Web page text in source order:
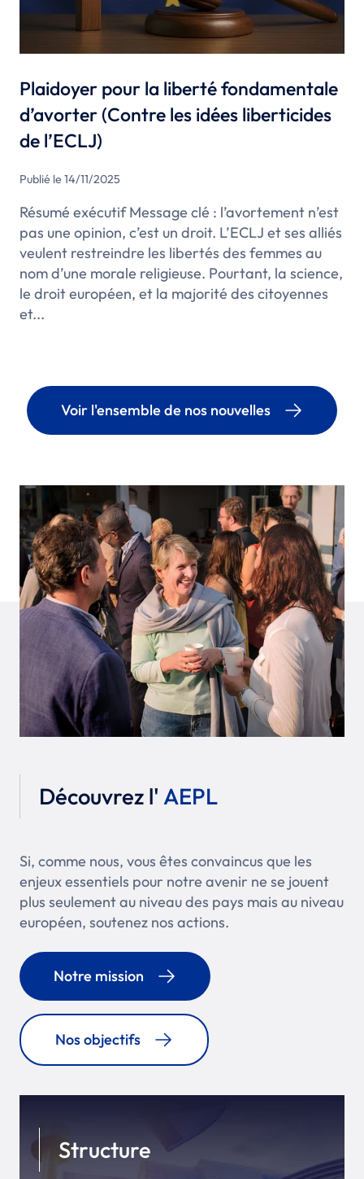
Plaidoyer pour la liberté fondamentale
d’avorter (Contre les idées liberticides
de l’ECLJ)
Publié le 14/11/2025
Résumé exécutif Message clé : l’avortement n’est
pas une opinion, c’est un droit. L’ECLJ et ses alliés
veulent restreindre les libertés des femmes au
nom d’une morale religieuse. Pourtant, la science,
le droit européen, et la majorité des citoyennes
et...
Voir l'ensemble de nos nouvelles
Découvrez l' AEPL
Si, comme nous, vous êtes convaincus que les
enjeux essentiels pour notre avenir ne se jouent
plus seulement au niveau des pays mais au niveau
européen, soutenez nos actions.
Notre mission
Nos objectifs
Structure